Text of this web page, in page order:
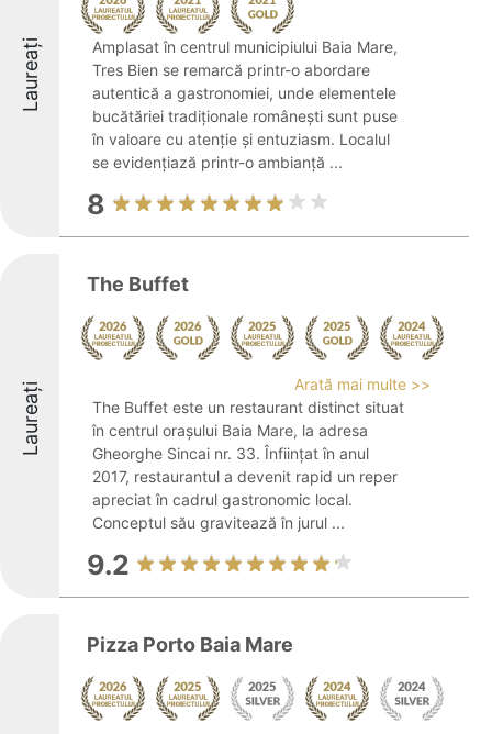
Laureați
Amplasat în centrul municipiului Baia Mare,
Tres Bien se remarcă printr-o abordare
autentică a gastronomiei, unde elementele
bucătăriei tradiționale românești sunt puse
în valoare cu atenție și entuziasm. Localul
se evidențiază printr-o ambianță ...
8
Laureați
The Buffet
Arată mai multe >>
The Buffet este un restaurant distinct situat
în centrul orașului Baia Mare, la adresa
Gheorghe Sincai nr. 33. Înființat în anul
2017, restaurantul a devenit rapid un reper
apreciat în cadrul gastronomic local.
Conceptul său gravitează în jurul ...
9.2
Pizza Porto Baia Mare